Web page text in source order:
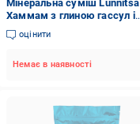
Мінеральна суміш Lunnitsa
Хаммам з глиною гассул і
лавандою 300 г (L004)
оцінити
Немає в наявності